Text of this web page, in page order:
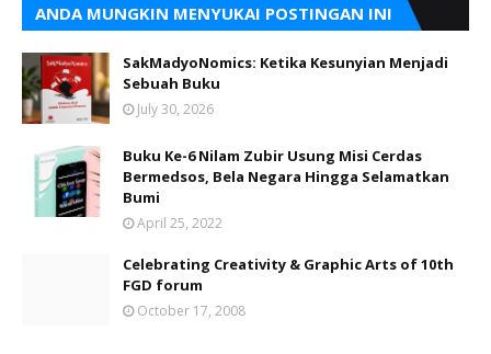
ANDA MUNGKIN MENYUKAI POSTINGAN INI
SakMadyoNomics: Ketika Kesunyian Menjadi
Sebuah Buku
July 30, 2026
Buku Ke-6 Nilam Zubir Usung Misi Cerdas
Bermedsos, Bela Negara Hingga Selamatkan
Bumi
April 25, 2022
Celebrating Creativity & Graphic Arts of 10th
FGD forum
October 17, 2008